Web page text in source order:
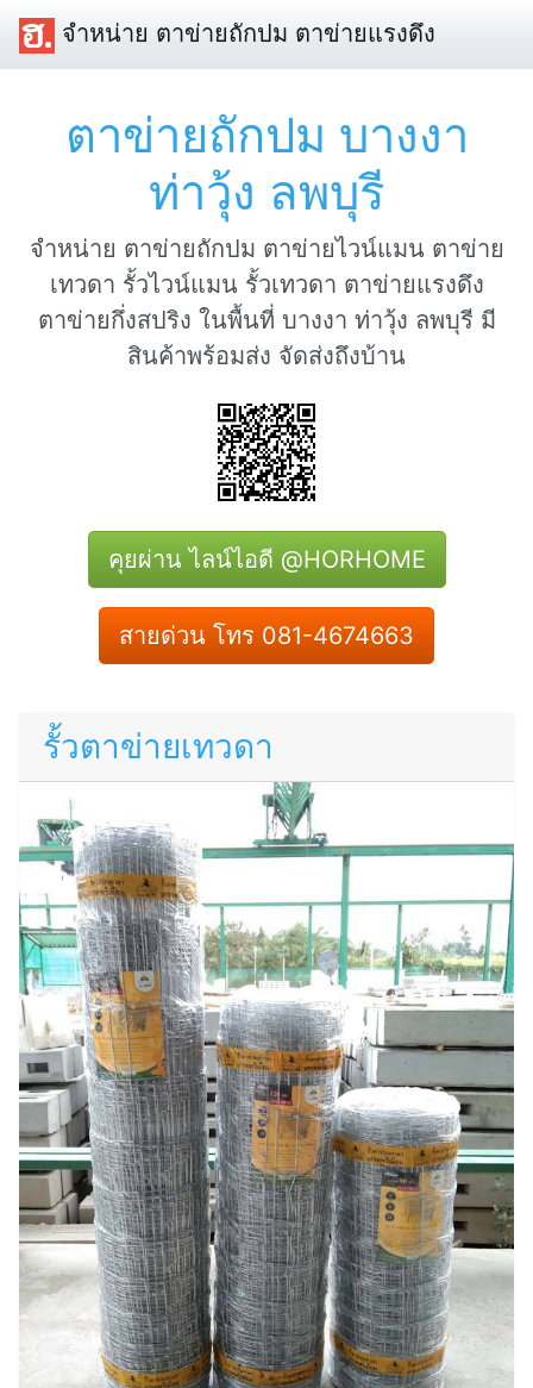
จำหน่าย ตาข่ายถักปม ตาข่ายแรงดึง
ตาข่ายถักปม บางงา
ท่าวุ้ง ลพบุรี
จำหน่าย ตาข่ายถักปม ตาข่ายไวน์แมน ตาข่าย
เทวดา รั้วไวน์แมน รั้วเทวดา ตาข่ายแรงดึง
ตาข่ายกึ่งสปริง ในพื้นที่ บางงา ท่าวุ้ง ลพบุรี มี
สินค้าพร้อมส่ง จัดส่งถึงบ้าน
คุยผ่าน ไลน์ไอดี @HORHOME
สายด่วน โทร 081-4674663
รั้วตาข่ายเทวดา